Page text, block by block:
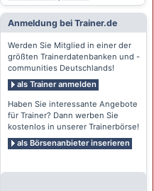
Anmeldung bei Trainer.de
Werden Sie Mitglied in einer der
größten Trainerdatenbanken und -
communities Deutschlands!
als Trainer anmelden
Haben Sie interessante Angebote
für Trainer? Dann werben Sie
kostenlos in unserer Trainerbörse!
als Börsenanbieter inserieren